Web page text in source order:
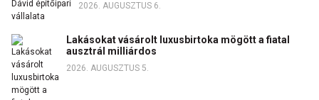
2026. AUGUSZTUS 6.
Lakásokat vásárolt luxusbirtoka mögött a fiatal
ausztrál milliárdos
2026. AUGUSZTUS 5.